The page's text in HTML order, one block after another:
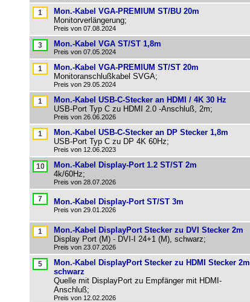
Mon.-Kabel VGA-PREMIUM ST/BU 20m
Monitorverlängerung;
Preis von 07.08.2024
Mon.-Kabel VGA ST/ST 1,8m
Preis von 07.05.2024
Mon.-Kabel VGA-PREMIUM ST/ST 20m
Monitoranschlußkabel SVGA;
Preis von 29.05.2024
Mon.-Kabel USB-C-Stecker an HDMI / 4K 30 Hz
USB-Port Typ C zu HDMI 2.0 -Anschluß, 2m;
Preis von 26.06.2026
Mon.-Kabel USB-C-Stecker an DP Stecker 1,8m
USB-Port Typ C zu DP 4K 60Hz;
Preis von 12.06.2023
Mon.-Kabel Display-Port 1.2 ST/ST 2m
4k/60Hz;
Preis von 28.07.2026
Mon.-Kabel Display-Port ST/ST 3m
Preis von 29.01.2026
Mon.-Kabel DisplayPort Stecker zu DVI Stecker 2m
Display Port (M) - DVI-I 24+1 (M), schwarz;
Preis von 23.07.2026
Mon.-Kabel DisplayPort Stecker zu HDMI Stecker 2m
schwarz
Quelle mit DisplayPort zu Empfänger mit HDMI-
Anschluß;
Preis von 12.02.2026